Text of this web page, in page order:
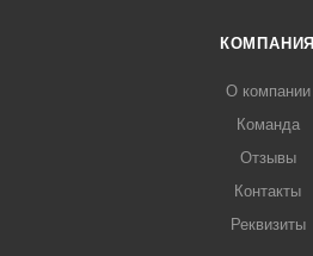
КОМПАНИЯ
О компании
Команда
Отзывы
Контакты
Реквизиты